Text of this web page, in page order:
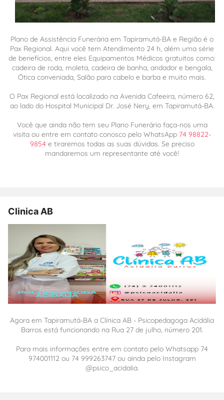
Plano de Assistência Funerária em Tapiramutá-BA e Região é o
Pax Regional. Aqui você tem Atendimento 24 h, além uma série
de benefícios, entre eles Equipamentos Médicos gratuitos como:
cadeira de roda, moleta, cadeira de banha, andador e bengala,
Ótica conveniada, Salão para cabelo e barba e muito mais.
O Pax Regional está localizado na Avenida Cafeeira, número 62,
ao lado do Hospital Municipal Dr. José Nery, em Tapiramutá-BA.
Você que ainda não tem seu Plano Funerário faça-nos uma
visita ou entre em contato conosco pelo WhatsApp 74 98822-
9854 e tiraremos todas as suas dúvidas. Se preciso
mandaremos um representante até você!
Clinica AB
Agora em Tapiramutá-BA a Clínica AB - Psicopedagoga Acidália
Barros está funcionando na Rua 27 de julho, número 201.
Para mais informações entre em contato pelo Whatsapp 74
974001112 ou 74 999263747 ou ainda pelo Instagram
@psico_acidalia.